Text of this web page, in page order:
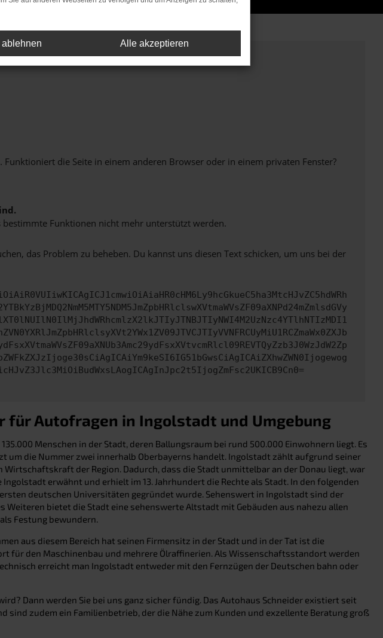
die Seite in einem anderen Browser oder in einem privaten Fenster?
Funktionen nicht mehr unterstützt werden.
das Problem zu beheben. Du kannst uns diesen Text schicken, um uns bei der
Autofragen in Ingolstadt und Umgebung
Menschen in der Stadt, deren Ballungsraum bei rund 500.000 Einwohnern liegt. Es
um die Nummer zwei innerhalb Oberbayerns handelt. Ingolstadt zählt aufgrund seiner
der Region. Dadurch, dass die Stadt unmittelbar an der Donau liegt, war
erwähnt und erhielt im 13. Jahrhundert die Rechte als Stadt. In den folgenden
deutschen Universitäten gegründet wurde. Sehenswert in Ingolstadt sind der
bietet die Stadt eine sehenswerte Altstadt mit Gebäuden aus nahezu allen
Festung bewundern.
aus diesem Bereich hat seinen Firmensitz in der Stadt und in der Tat ist die
für den Maschinenbau und mehrere Ölraffinerien. Als Wissenschaftsstandort werden
erreicht man Ingolstadt entweder mit den Fernzügen der Deutschen bahn oder
Dann werden Sie bei uns ganz sicher fündig. Das Autohaus Schneider existiert seit
zudem ein Familienbetrieb, der die Nähe zum Kunden und exzellente Beratung groß
Alle akzeptieren